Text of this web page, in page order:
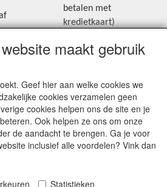
betalen met
kredietkaart)
Blijf op de hoogte van de laatste
onze Facebookpagina.
maakt gebruik
Geef hier aan welke cookies we
cookies verzamelen geen
cookies helpen ons de site en je
Ook helpen ze ons om onze
de aandacht te brengen. Ga je voor
inclusief alle voordelen? Vink dan
Statistieken